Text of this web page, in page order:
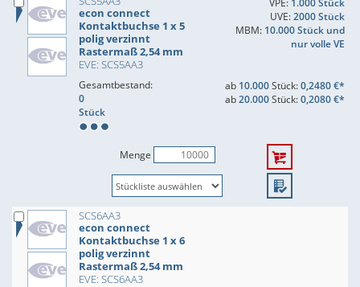
econ connect
Kontaktbuchse 1 x 5
polig verzinnt
Rastermaß 2,54 mm
EVE: SCS5AA3
VPE: 1.000 Stück
UVE:2000 Stück
MBM: 10.000 Stück und
nur volle VE
Gesamtbestand:
0
Stück
ab 10.000Stück:0,2480 €*
ab20.000Stück:0,2080 €*
Menge
SCS6AA3
econ connect
Kontaktbuchse 1 x 6
polig verzinnt
Rastermaß 2,54 mm
EVE: SCS6AA3